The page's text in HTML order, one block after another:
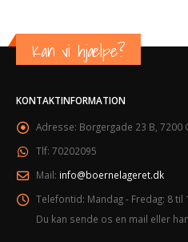
Kan vi hjælpe?
KONTAKTINFORMATION
Adresse: Borgergade 23 B, 7200
Tlf: 70202095
Mail: info@boernelageret.dk
Telefontid: Mandag - Fredag: 8 til
Du kan sende os en mail eller